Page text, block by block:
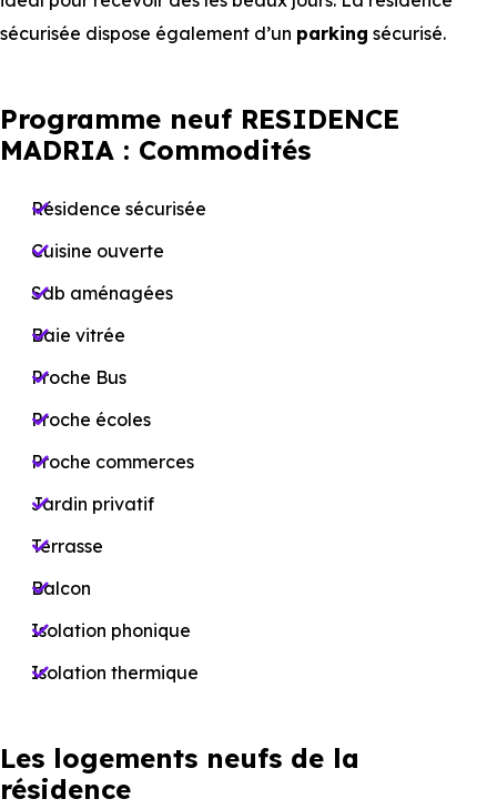
sécurisée dispose également d’un parking sécurisé.
Programme neuf RESIDENCE
MADRIA : Commodités
Résidence sécurisée
Cuisine ouverte
Sdb aménagées
Baie vitrée
Proche Bus
Proche écoles
Proche commerces
Jardin privatif
Terrasse
Balcon
Isolation phonique
Isolation thermique
Les logements neufs de la
résidence